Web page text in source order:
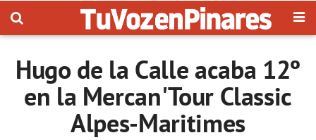
Hugo de la Calle acaba 12º
en la Mercan'Tour Classic
Alpes-Maritimes